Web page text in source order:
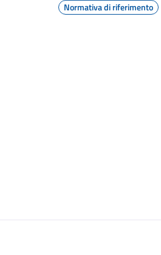
Normativa di riferimento